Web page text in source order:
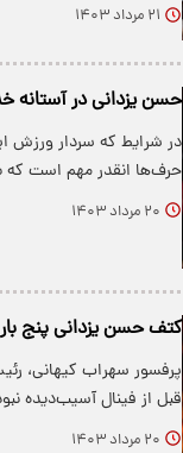
۲۱ مرداد ۱۴۰۳
حسن یزدانی در
در شرایط که سردار ورزش
حرف‌ها انقدر مهم است که
۲۰ مرداد ۱۴۰۳
کتف حسن یزدانی پنج
پرفسور سهراب کیهانی،
قبل از فینال آسیب‌دیده
۲۰ مرداد ۱۴۰۳